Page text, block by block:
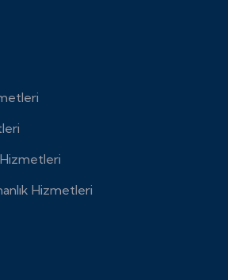
Hizmetleri